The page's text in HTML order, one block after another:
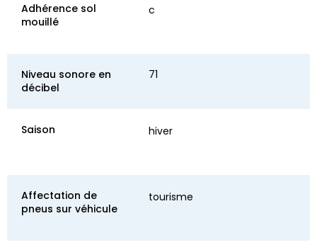
Adhérence sol
mouillé
c
Niveau sonore en
décibel
71
Saison hiver
Affectation de
pneus sur véhicule
tourisme